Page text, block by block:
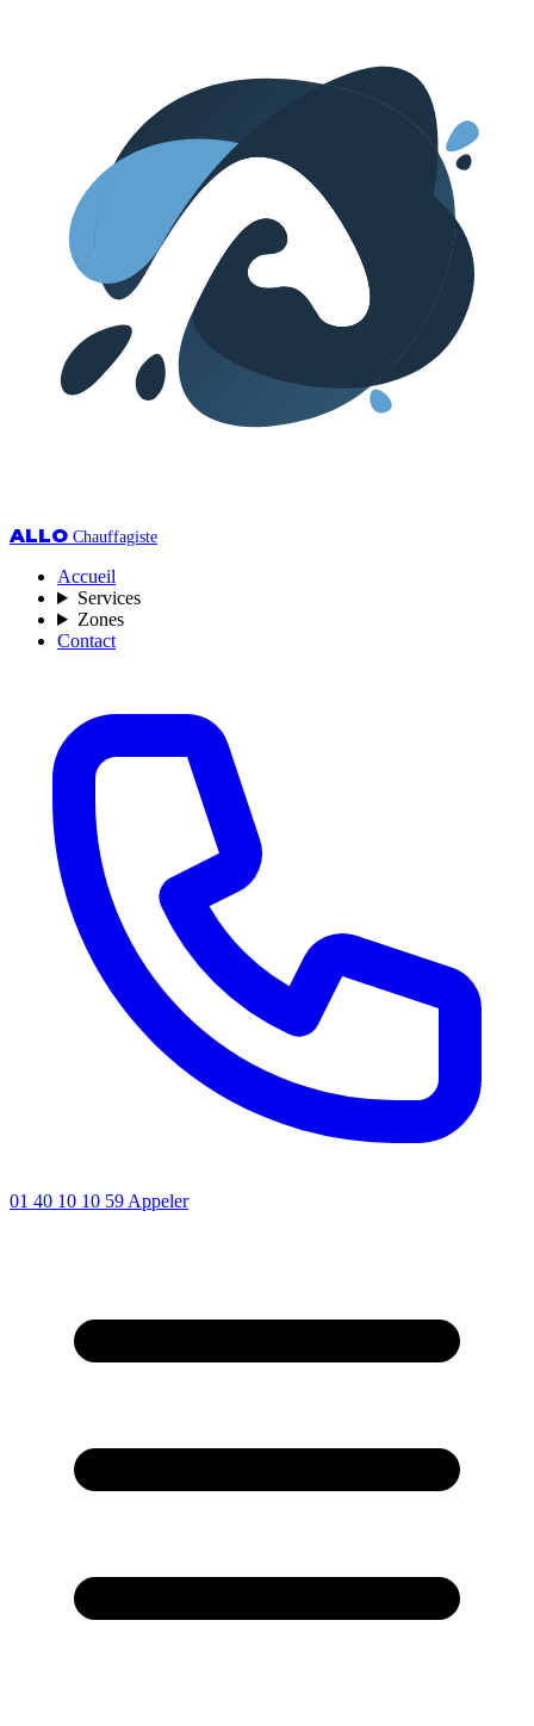
ALLO Chauffagiste
Accueil
Services
Zones
Contact
01 40 10 10 59 Appeler